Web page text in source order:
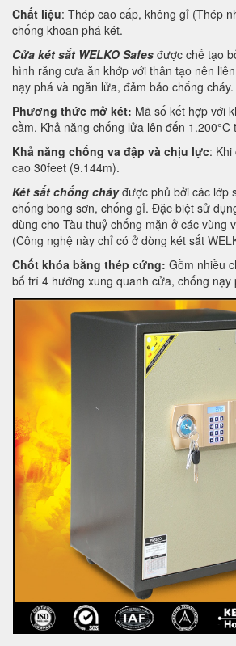
Chất liệu: Thép cao cấp, không gỉ (Thép
chống khoan phá két.
Cửa két sắt WELKO Safes được chế tạo
hình răng cưa ăn khớp với thân tạo nên
nạy phá và ngăn lửa, đảm bảo chống cháy.
Phương thức mở két: Mã số kết hợp với
cầm. Khả năng chống lửa lên đến 1.200°C
Khả năng chống va đập và chịu lực:
cao 30feet (9.144m).
Két sắt chống cháyđược phủ bởi các lớp
chống bong sơn, chống gỉ. Đặc biệt sử
dùng cho Tàu thuỷ chống mặn ở các vùng
(Công nghệ này chỉ có ở dòng két sắt
Chốt khóa bằng thép cứng: Gồm nhiều
bố trí 4 hướng xung quanh cửa, chống nạy